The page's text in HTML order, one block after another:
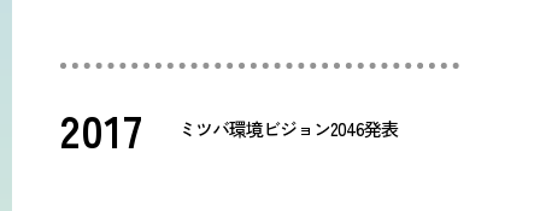
2017 ミツバ環境ビジョン2046発表